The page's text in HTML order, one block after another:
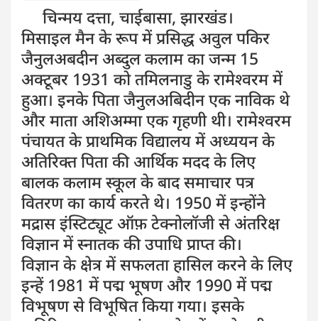
चिन्मय दत्ता, चाईबासा, झारखंड।
मिसाइल मैन के रूप में प्रसिद्ध अवुल पकिर
जैनुलअबदीन अब्दुल कलाम का जन्म 15
अक्टूबर 1931 को तमिलनाडु के रामेश्वरम में
हुआ। इनके पिता जैनुलअबिदीन एक नाविक थे
और माता अशिअम्मा एक गृहणी थी। रामेश्वरम
पंचायत के प्राथमिक विद्यालय में अध्ययन के
अतिरिक्त पिता की आर्थिक मदद के लिए
बालक कलाम स्कूल के बाद समाचार पत्र
वितरण का कार्य करते थे। 1950 में इन्होंने
मद्रास इंस्टिट्यूट ऑफ़ टेक्नोलॉजी से अंतरिक्ष
विज्ञान में स्नातक की उपाधि प्राप्त की।
विज्ञान के क्षेत्र में सफलता हासिल करने के लिए
इन्हें 1981 में पद्म भूषण और 1990 में पद्म
विभूषण से विभूषित किया गया। इसके